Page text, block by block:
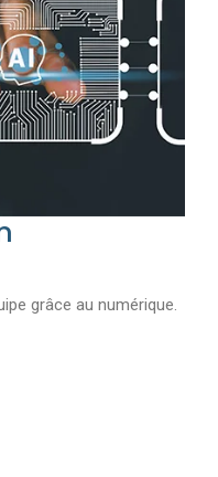
grâce au numérique.